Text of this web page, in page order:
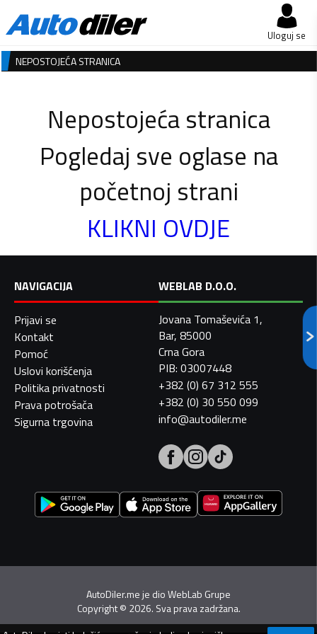
Uloguj se
NEPOSTOJEĆA STRANICA
Nepostojeća stranica
Pogledaj sve oglase na
početnoj strani
KLIKNI OVDJE
NAVIGACIJA
Prijavi se
Kontakt
Pomoć
Uslovi korišćenja
Politika privatnosti
Prava potrošača
Sigurna trgovina
WEBLAB D.O.O.
Jovana Tomaševića 1,
Bar, 85000
Crna Gora
PIB: 03007448
+382 (0) 67 312 555
+382 (0) 30 550 099
info@autodiler.me
AutoDiler.me je dioWebLab Grupe
Copyright© 2026. Sva prava zadržana.